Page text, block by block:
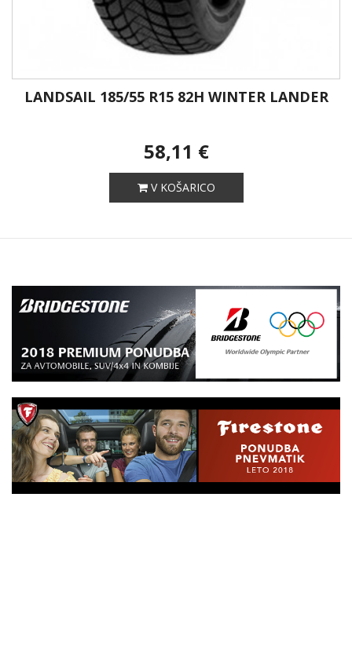
LANDSAIL 185/55 R15 82H WINTER LANDER
58,11 €
V KOŠARICO